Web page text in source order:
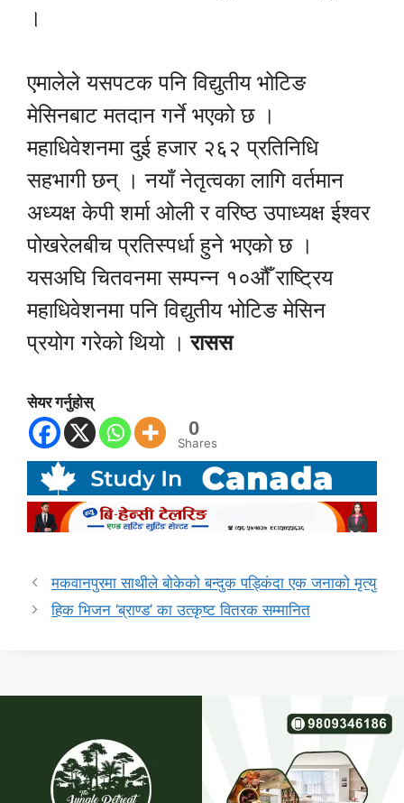
।
एमालेले यसपटक पनि विद्युतीय भोटिङ
मेसिनबाट मतदान गर्ने भएको छ ।
महाधिवेशनमा दुई हजार २६२ प्रतिनिधि
सहभागी छन् । नयाँ नेतृत्वका लागि वर्तमान
अध्यक्ष केपी शर्मा ओली र वरिष्ठ उपाध्यक्ष ईश्वर
पोखरेलबीच प्रतिस्पर्धा हुने भएको छ ।
यसअघि चितवनमा सम्पन्न १०औँ राष्ट्रिय
महाधिवेशनमा पनि विद्युतीय भोटिङ मेसिन
प्रयोग गरेको थियो । रासस
सेयर गर्नुहोस्
0
Shares
मकवानपुरमा साथीले बोकेको बन्दुक पड्किंदा एक जनाको मृत्यु
हिक भिजन ‘ब्राण्ड’ का उत्कृष्ट वितरक सम्मानित